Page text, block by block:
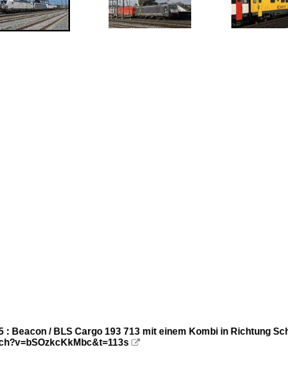
: Beacon / BLS Cargo 193 713 mit einem Kombi in Richtung
